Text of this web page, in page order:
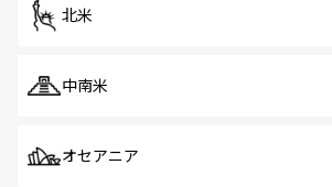
北米
中南米
オセアニア